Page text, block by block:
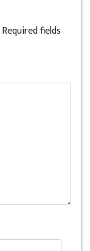
Required fields